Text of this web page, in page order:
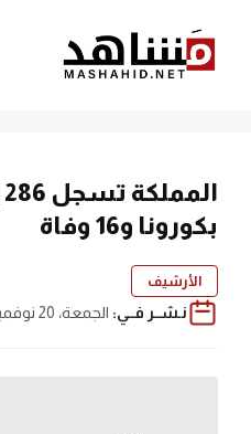
المحتوى
بكورونا و16 وفاة
الأرشيف
نـشــر فــي: الجمعة، 20 نوفمبر 2020 | 3:41 م